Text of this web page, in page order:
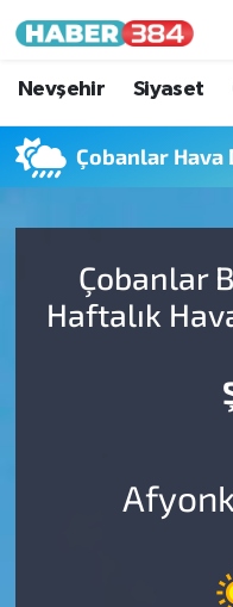
Nevşehir Siyaset
Çobanlar Hava
Çobanlar
Haftalık
Nöbetçi
Hava Durumu
Süper Lig Puan
Tüm Manşetler
Son Dakika